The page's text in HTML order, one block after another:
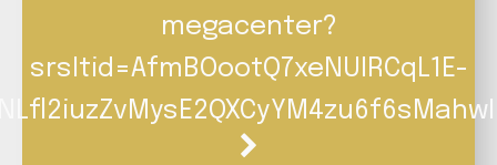
megacenter?
srsltid=AfmBOootQ7xeNUIRCqL1E-